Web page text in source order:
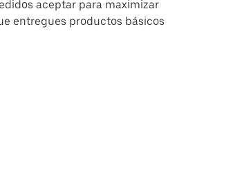
aceptar para maximizar
entregues productos básicos